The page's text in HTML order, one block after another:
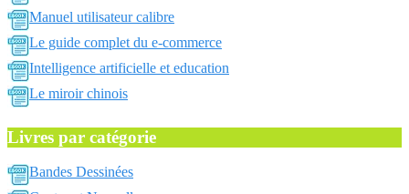
Manuel utilisateur calibre
Le guide complet du e-commerce
Intelligence artificielle et education
Le miroir chinois
Livres par catégorie
Bandes Dessinées